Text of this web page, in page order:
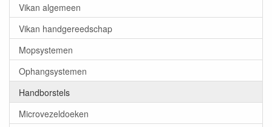
Vikan algemeen
Vikan handgereedschap
Mopsystemen
Ophangsystemen
Handborstels
Microvezeldoeken